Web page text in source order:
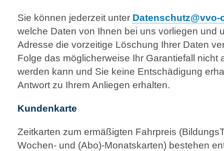
Sie können jederzeit unter Datenschutz@vvo-
welche Daten von Ihnen bei uns vorliegen und
Adresse die vorzeitige Löschung Ihrer Daten
Folge das möglicherweise Ihr Garantiefall nicht
werden kann und Sie keine Entschädigung
Antwort zu Ihrem Anliegen erhalten.
Kundenkarte
Zeitkarten zum ermäßigten Fahrpreis
Wochen- und (Abo)-Monatskarten) bestehen